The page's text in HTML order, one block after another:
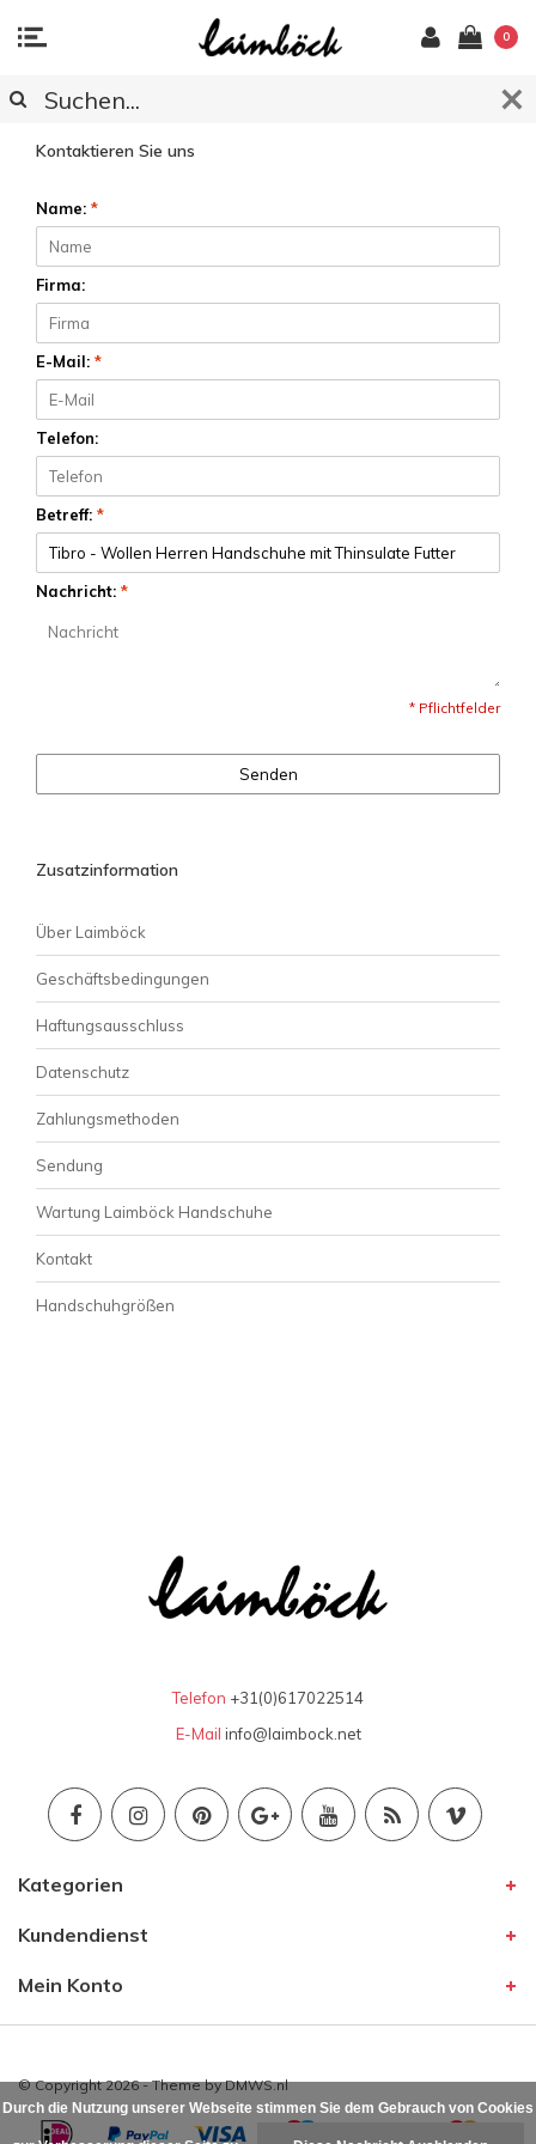
0
KUNDENDIENST
Kontaktieren Sie uns
Name: *
Firma:
E-Mail: *
Telefon:
Betreff: *
Nachricht: *
* Pflichtfelder
Senden
Zusatzinformation
Über Laimböck
Geschäftsbedingungen
Haftungsausschluss
Datenschutz
Zahlungsmethoden
Sendung
Wartung Laimböck Handschuhe
Kontakt
Handschuhgrößen
Telefon +31(0)617022514
E-Mail info@laimbock.net
Kategorien
Kundendienst
Mein Konto
© Copyright 2026 - Theme byDMWS.nl
Durch die Nutzung unserer Webseite stimmen Sie dem Gebrauch von Cookies